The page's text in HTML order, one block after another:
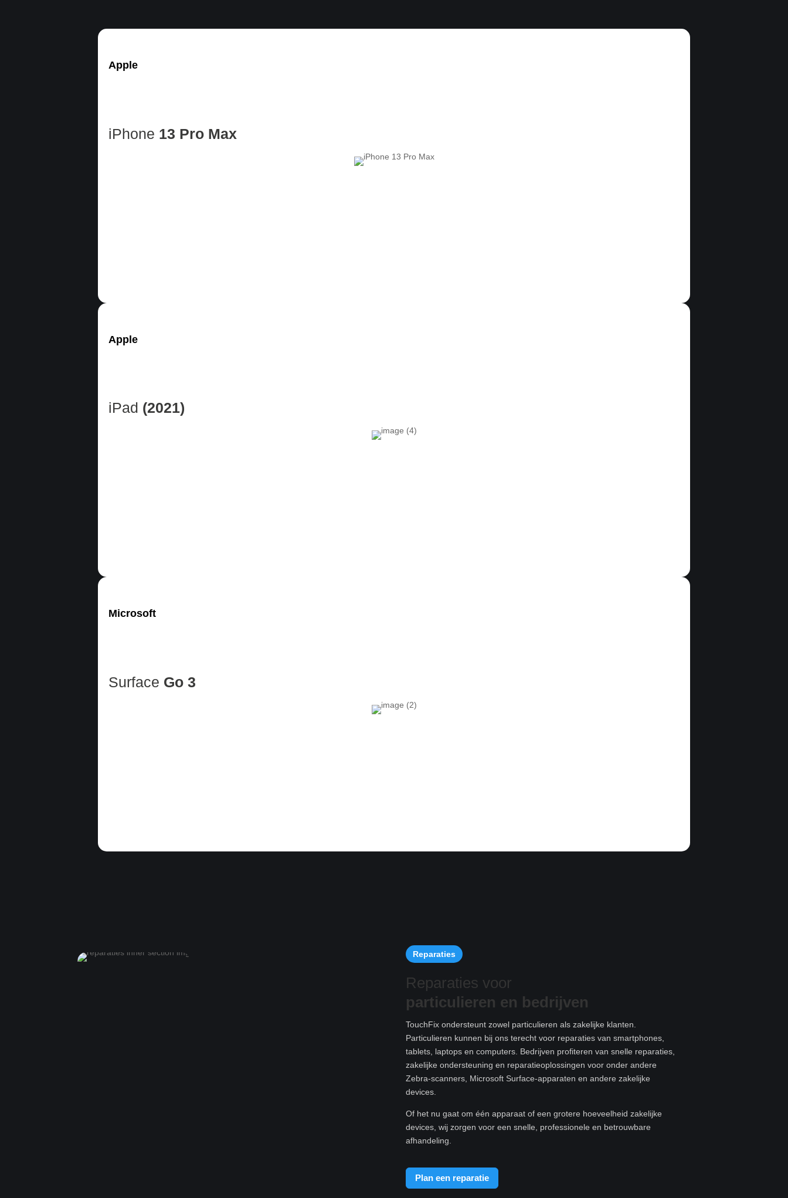
Apple
iPhone 13 Pro Max
Apple
iPad (2021)
Microsoft
Surface Go 3
Reparaties
Reparaties voor
particulieren en bedrijven
TouchFix ondersteunt zowel particulieren als zakelijke klanten.
Particulieren kunnen bij ons terecht voor reparaties van smartphones,
tablets, laptops en computers. Bedrijven profiteren van snelle reparaties,
zakelijke ondersteuning en reparatieoplossingen voor onder andere
Zebra-scanners, Microsoft Surface-apparaten en andere zakelijke
devices.
Of het nu gaat om één apparaat of een grotere hoeveelheid zakelijke
devices, wij zorgen voor een snelle, professionele en betrouwbare
afhandeling.
Plan een reparatie